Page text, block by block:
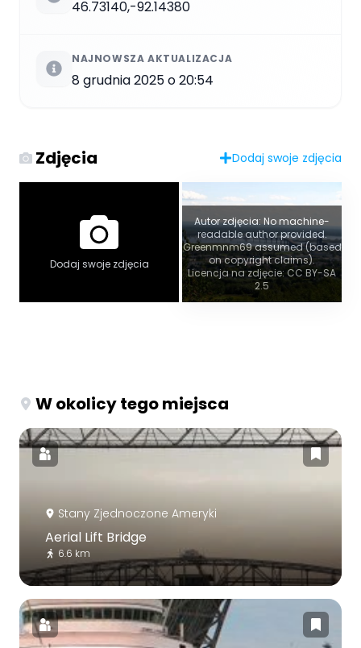
46.73140,-92.14380
NAJNOWSZA AKTUALIZACJA
8 grudnia 2025 o 20:54
Zdjęcia Dodaj swoje zdjęcia
Dodaj swoje zdjęcia
Autor zdjęcia: No machine-
readable author provided.
Greenmnm69 assumed (based
on copyright claims).
Licencja na zdjęcie: CC BY-SA
2.5
W okolicy tego miejsca
Stany Zjednoczone Ameryki
Aerial Lift Bridge
6.6 km